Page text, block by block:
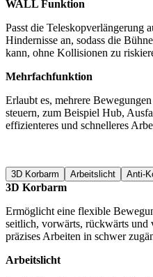
WALL Funktion
Passt die Teleskopverlängerung
Hindernisse an, sodass die
kann, ohne Kollisionen zu
Mehrfachfunktion
Erlaubt es, mehrere
steuern, zum Beispiel Hub,
effizienteres und schnelleres
3D Korbarm Arbeitslicht Anti-
3D Korbarm
Ermöglicht eine flexible
seitlich, vorwärts, rückwärts und
präzises Arbeiten in schwer
Arbeitslicht